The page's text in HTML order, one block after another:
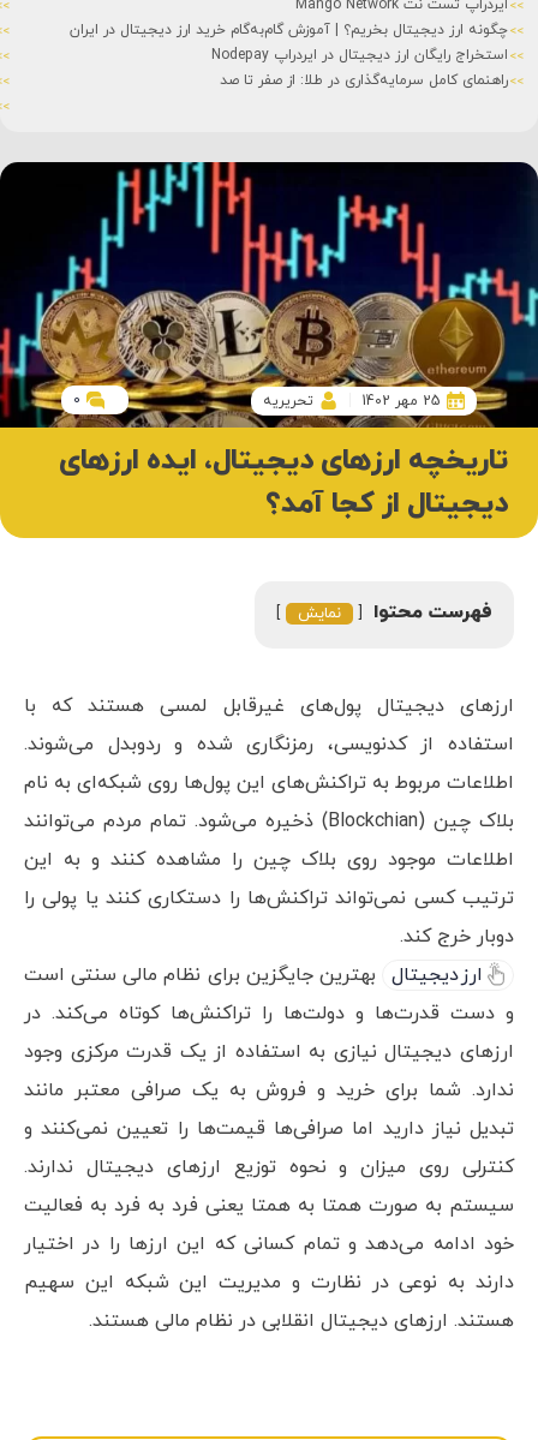
ایردراپ تست نت Mango Network
چگونه ارز دیجیتال بخریم؟ | آموزش گام‌به‌گام خرید ارز دیجیتال در ایران
استخراج رایگان ارز دیجیتال در ایردراپ Nodepay
راهنمای کامل سرمایه‌گذاری در طلا: از صفر تا صد
تاریخچه ارزهای دیجیتال،‌ ایده ارزهای
دیجیتال از کجا آمد؟
25 مهر 1402 تحریریه 0
فهرست محتوا نمایش
ارزهای دیجیتال پول‌های غیرقابل لمسی هستند که با
استفاده از کدنویسی، رمزنگاری شده و ردوبدل می‌شوند.
اطلاعات مربوط به تراکنش‌های این پول‌ها روی شبکه‌ای به نام
بلاک چین (Blockchian) ذخیره می‌شود. تمام مردم می‌توانند
اطلاعات موجود روی بلاک چین را مشاهده کنند و به این
ترتیب کسی نمی‌تواند تراکنش‌ها را دستکاری کنند یا پولی را
دوبار خرج کند.
ارز دیجیتال
بهترین جایگزین برای نظام مالی سنتی است
و دست قدرت‌ها و دولت‌ها را تراکنش‌ها کوتاه می‌کند. در
ارزهای دیجیتال نیازی به استفاده از یک قدرت مرکزی وجود
ندارد. شما برای خرید و فروش به یک صرافی معتبر مانند
تبدیل نیاز دارید اما صرافی‌ها قیمت‌ها را تعیین نمی‌کنند و
کنترلی روی میزان و نحوه توزیع ارزهای دیجیتال ندارند.
سیستم به صورت همتا به همتا یعنی فرد به فرد به فعالیت
خود ادامه می‌دهد و تمام کسانی که این ارزها را در اختیار
دارند به نوعی در نظارت و مدیریت این شبکه این سهیم
هستند. ارزهای دیجیتال انقلابی در نظام مالی هستند.